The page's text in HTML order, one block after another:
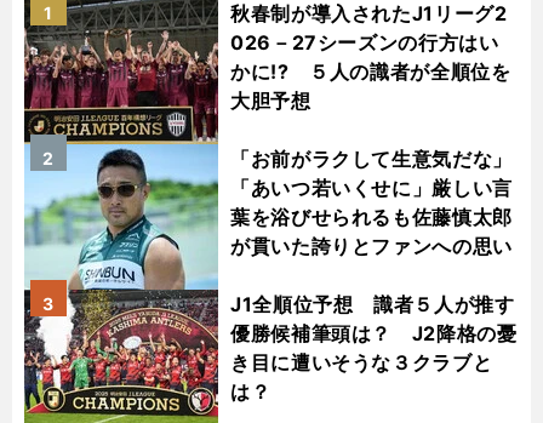
秋春制が導入されたJ1リーグ2
026－27シーズンの行方はい
かに!? ５人の識者が全順位を
大胆予想
1
「お前がラクして生意気だな」
「あいつ若いくせに」厳しい言
葉を浴びせられるも佐藤慎太郎
が貫いた誇りとファンへの思い
2
J1全順位予想 識者５人が推す
優勝候補筆頭は？ J2降格の憂
き目に遭いそうな３クラブと
は？
3